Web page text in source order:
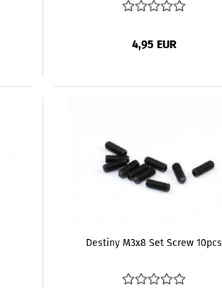
4,95 EUR
Destiny M3x8 Set Screw 10pcs